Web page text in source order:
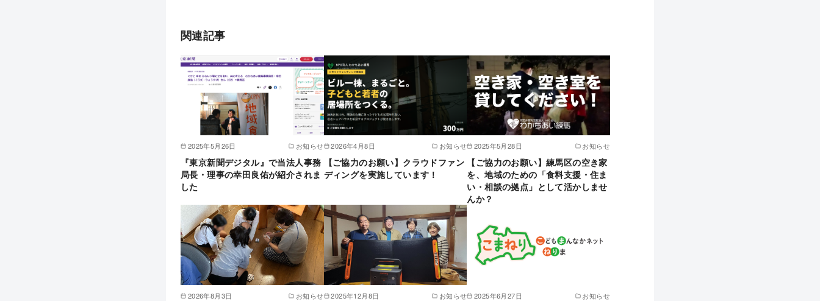
関連記事
2025年5月26日 お知らせ
『東京新聞デジタル』で当法人事務
局長・理事の幸田良佑が紹介されま
した
2026年4月8日 お知らせ
【ご協力のお願い】クラウドファン
ディングを実施しています！
2025年5月28日 お知らせ
【ご協力のお願い】練馬区の空き家
を、地域のための「食料支援・住ま
い・相談の拠点」として活かしませ
んか？
2026年8月3日 お知らせ 2025年12月8日 お知らせ 2025年6月27日 お知らせ